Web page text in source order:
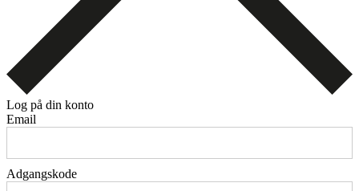
Log på din konto
Email
Adgangskode